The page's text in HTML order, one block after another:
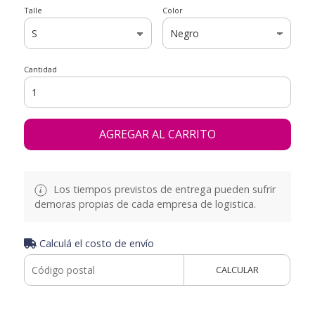
Talle Color
Cantidad
AGREGAR AL CARRITO
Los tiempos previstos de entrega pueden sufrir
demoras propias de cada empresa de logistica.
Calculá el costo de envío
CALCULAR